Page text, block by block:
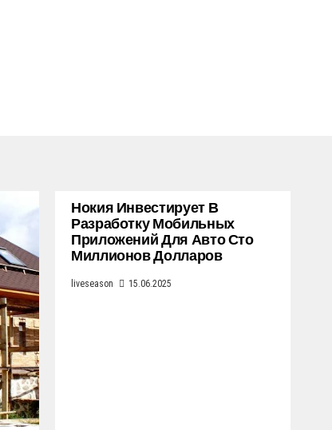
Нокия Инвестирует В
Разработку Мобильных
Приложений Для Авто Сто
Миллионов Долларов
liveseason 15.06.2025